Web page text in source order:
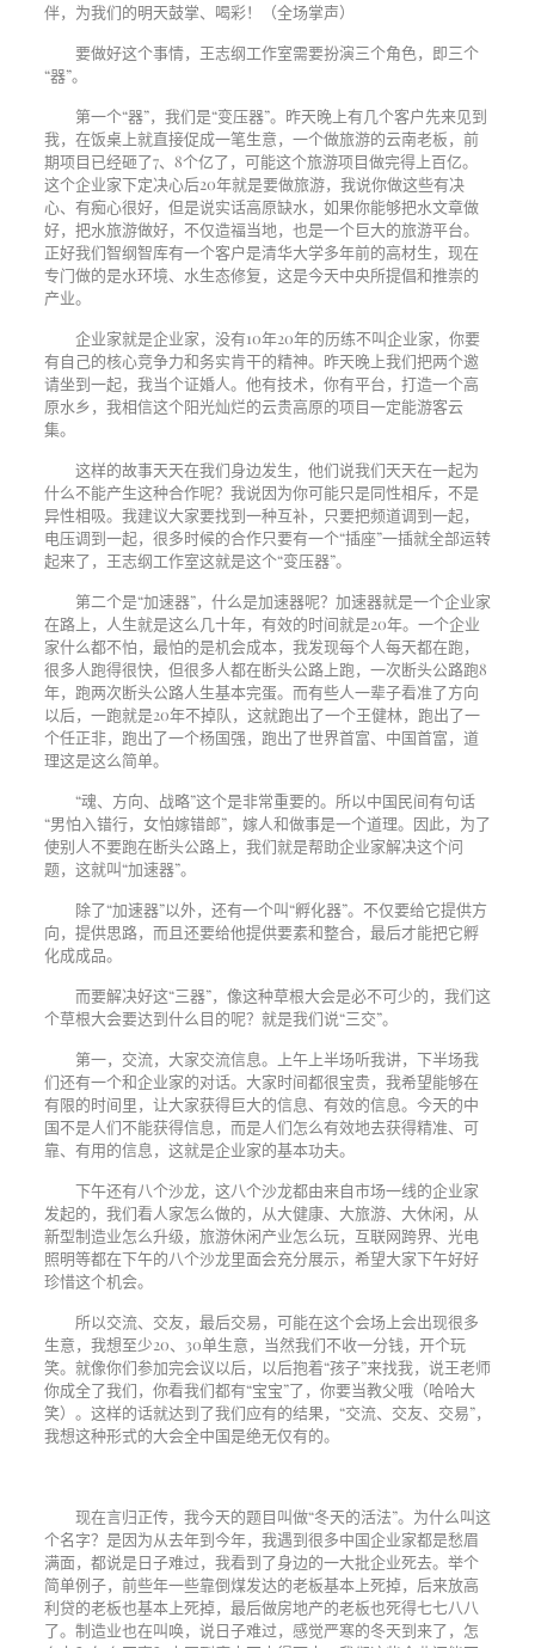
伴，为我们的明天鼓掌、喝彩！（全场掌声）
要做好这个事情，王志纲工作室需要扮演三个角色，即三个
“器”。
第一个“器”，我们是“变压器”。昨天晚上有几个客户先来见到
我，在饭桌上就直接促成一笔生意，一个做旅游的云南老板，前
期项目已经砸了7、 8个亿了，可能这个旅游项目做完得上百亿。
这个企业家下定决心后20年就是要做旅游，我说你做这些有决
心、有痴心很好，但是说实话高原缺水，如果你能够把水文章做
好，把水旅游做好，不仅造福当地，也是一个巨大的旅游平台。
正好我们智纲智库有一个客户是清华大学多年前的高材生，现在
专门做的是水环境、水生态修复，这是今天中央所提倡和推崇的
产业。
企业家就是企业家，没有10年20年的历练不叫企业家，你要
有自己的核心竞争力和务实肯干的精神。昨天晚上我们把两个邀
请坐到一起，我当个证婚人。他有技术，你有平台，打造一个高
原水乡，我相信这个阳光灿烂的云贵高原的项目一定能游客云
集。
这样的故事天天在我们身边发生，他们说我们天天在一起为
什么不能产生这种合作呢？我说因为你可能只是同性相斥，不是
异性相吸。我建议大家要找到一种互补，只要把频道调到一起，
电压调到一起，很多时候的合作只要有一个“插座”一插就全部运转
起来了，王志纲工作室这就是这个“变压器”。
第二个是“加速器”，什么是加速器呢？加速器就是一个企业家
在路上，人生就是这么几十年，有效的时间就是20年。一个企业
家什么都不怕，最怕的是机会成本，我发现每个人每天都在跑，
很多人跑得很快，但很多人都在断头公路上跑，一次断头公路跑8
年，跑两次断头公路人生基本完蛋。而有些人一辈子看准了方向
以后，一跑就是20年不掉队，这就跑出了一个王健林，跑出了一
个任正非，跑出了一个杨国强，跑出了世界首富、中国首富，道
理这是这么简单。
“魂、方向、战略”这个是非常重要的。所以中国民间有句话
“男怕入错行，女怕嫁错郎”，嫁人和做事是一个道理。因此，为了
使别人不要跑在断头公路上，我们就是帮助企业家解决这个问
题，这就叫“加速器”。
除了“加速器”以外，还有一个叫“孵化器”。不仅要给它提供方
向，提供思路，而且还要给他提供要素和整合，最后才能把它孵
化成成品。
而要解决好这“三器”，像这种草根大会是必不可少的，我们这
个草根大会要达到什么目的呢？就是我们说“三交”。
第一，交流，大家交流信息。上午上半场听我讲，下半场我
们还有一个和企业家的对话。大家时间都很宝贵，我希望能够在
有限的时间里，让大家获得巨大的信息、有效的信息。今天的中
国不是人们不能获得信息，而是人们怎么有效地去获得精准、可
靠、有用的信息，这就是企业家的基本功夫。
下午还有八个沙龙，这八个沙龙都由来自市场一线的企业家
发起的，我们看人家怎么做的，从大健康、大旅游、大休闲，从
新型制造业怎么升级，旅游休闲产业怎么玩，互联网跨界、光电
照明等都在下午的八个沙龙里面会充分展示，希望大家下午好好
珍惜这个机会。
所以交流、交友，最后交易，可能在这个会场上会出现很多
生意，我想至少20、 30单生意，当然我们不收一分钱，开个玩
笑。就像你们参加完会议以后，以后抱着“孩子”来找我，说王老师
你成全了我们，你看我们都有“宝宝”了，你要当教父哦（哈哈大
笑）。这样的话就达到了我们应有的结果，“交流、交友、交易”，
我想这种形式的大会全中国是绝无仅有的。
现在言归正传，我今天的题目叫做“冬天的活法”。为什么叫这
个名字？是因为从去年到今年，我遇到很多中国企业家都是愁眉
满面，都说是日子难过，我看到了身边的一大批企业死去。举个
简单例子，前些年一些靠倒煤发达的老板基本上死掉，后来放高
利贷的老板也基本上死掉，最后做房地产的老板也死得七七八八
了。制造业也在叫唤，说日子难过，感觉严寒的冬天到来了，怎